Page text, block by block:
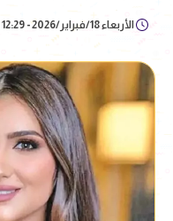
الأربعاء 18/فبراير/2026 - 12:29 ص